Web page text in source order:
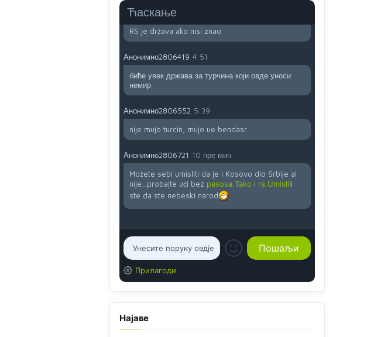
Ћаскање
Анонимно2806339
RS je država ako nisi znao
Анонимно2806419 4:51
биће увек држава за турчина који овде уноси
немир
Анонимно2806552 5:39
nije mujo turcin, mujo ue bendasr
Анонимно2806721 10 пре мин.
Možete sebi umisliti da je i Kosovo dio Srbije al
nije...probajte ući bez pasosa.Tako i rs.Umislili
ste da ste nebeski narod
Прилагоди
Најаве